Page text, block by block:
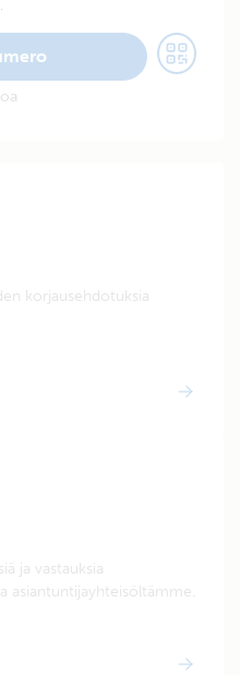
korjausehdotuksia
ja vastauksia
asiantuntijayhteisöltämme.